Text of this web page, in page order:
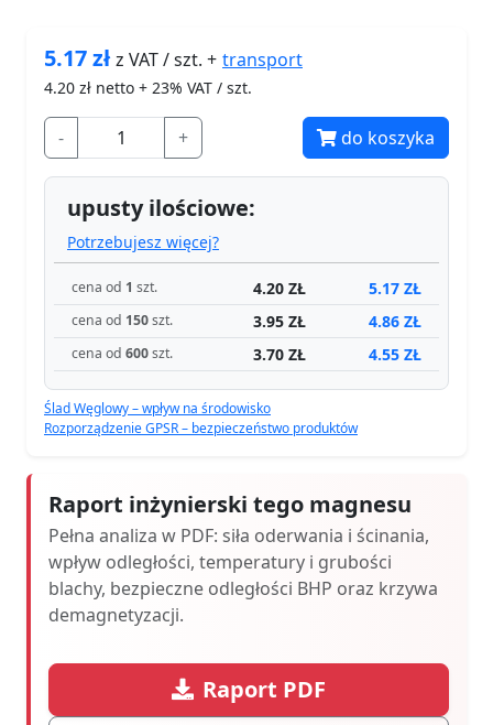
5.17złz VAT / szt. + transport
4.20 zł netto + 23% VAT / szt.
- + do koszyka
upusty ilościowe:
Potrzebujesz więcej?
cena od 1 szt. 4.20 ZŁ 5.17 ZŁ
cena od 150szt. 3.95 ZŁ 4.86 ZŁ
cena od 600szt. 3.70 ZŁ 4.55 ZŁ
Ślad Węglowy – wpływ na środowisko
Rozporządzenie GPSR – bezpieczeństwo produktów
Raport inżynierski tego magnesu
Pełna analiza w PDF: siła oderwania i ścinania,
wpływ odległości, temperatury i grubości
blachy, bezpieczne odległości BHP oraz krzywa
demagnetyzacji.
Raport PDF